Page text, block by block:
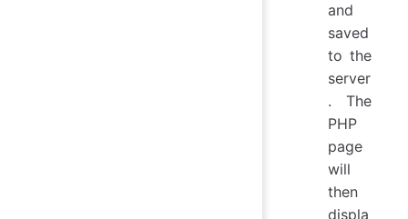
and
saved
to the
server
. The
PHP
page
will
then
displa